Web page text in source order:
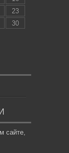
23
30
сайте,